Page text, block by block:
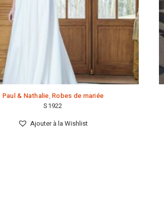
Paul & Nathalie,Robes de mariée
S1922
Ajouter à la Wishlist